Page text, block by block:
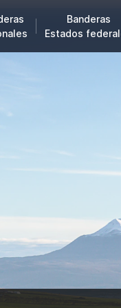
Banderas
Estados